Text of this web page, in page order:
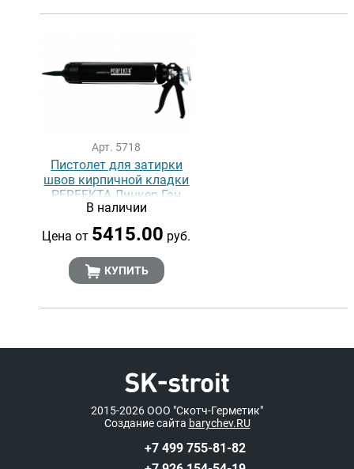
Арт. 5718
Пистолет для затирки
швов кирпичной кладки
PERFEKTA Линкер Ган
В наличии
Цена от 5415.00 руб.
КУПИТЬ
2015-2026ООО "Скотч-Герметик"
Создание сайта barychev.RU
+7 499 755-81-82